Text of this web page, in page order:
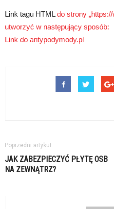
Link tagu HTMLdo strony
utworzyć w następujący sposób:
Link do antypodymody.pl
Poprzedni artykuł
JAK ZABEZPIECZYĆ PŁYTĘ OSB
NA ZEWNĄTRZ?